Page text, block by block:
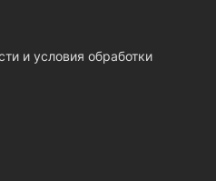
и условия обработки